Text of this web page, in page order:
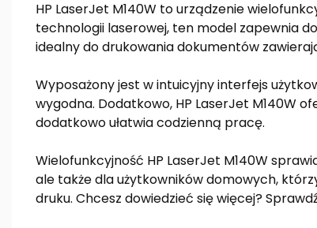
HP LaserJet M140W to urządzenie
technologii laserowej, ten model zapewnia
idealny do drukowania dokumentów
Wyposażony jest w intuicyjny interfejs
wygodna. Dodatkowo, HP LaserJet M140W
dodatkowo ułatwia codzienną pracę.
Wielofunkcyjność HP LaserJet M140W
ale także dla użytkowników domowych,
druku. Chcesz dowiedzieć się więcej?